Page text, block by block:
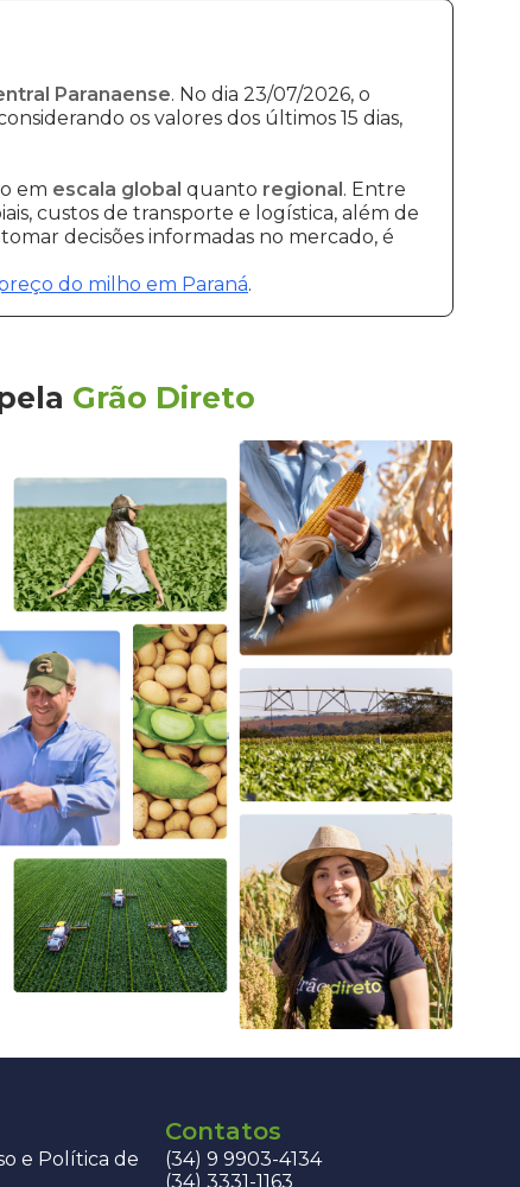
Paranaense. No dia 23/07/2026, o
os valores dos últimos 15 dias,
em escala global quanto regional. Entre
custos de transporte e logística, além de
decisões informadas no mercado, é
do milho em Paraná.
Grão Direto
e Política de
Contatos
(34) 9 9903-4134
(34) 3331-1163